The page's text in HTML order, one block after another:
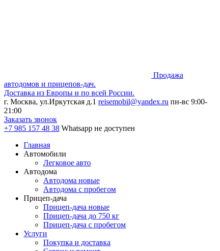
Продажа
автодомов и прицепов-дач.
Доставка из Европы и по всей России.
г. Москва, ул.Иркутская д.1 reisemobil@yandex.ru пн-вс 9:00-
21:00
Заказать звонок
+7 985 157 48 38 Whatsapp не доступен
Главная
Автомобили
Легковое авто
Автодома
Автодома новые
Автодома с пробегом
Прицеп-дача
Прицеп-дача новые
Прицеп-дача до 750 кг
Прицеп-дача с пробегом
Услуги
Покупка и доставка